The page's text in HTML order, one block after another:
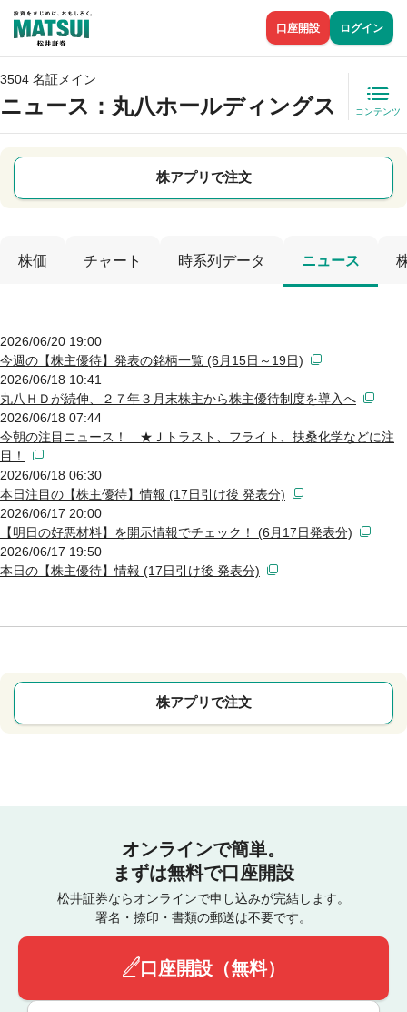
口座開設 ログイン
3504 名証メイン
ニュース ：丸八ホールディングス コンテンツ
株アプリで注文
株価 チャート 時系列データ ニュース
2026/06/20 19:00
今週の【株主優待】発表の銘柄一覧 (6月15日～19日)
2026/06/18 10:41
丸八ＨＤが続伸、２７年３月末株主から株主優待制度を導入へ
2026/06/18 07:44
今朝の注目ニュース！ ★Ｊトラスト、フライト、扶桑化学などに注
目！
2026/06/18 06:30
本日注目の【株主優待】情報 (17日引け後 発表分)
2026/06/17 20:00
【明日の好悪材料】を開示情報でチェック！ (6月17日発表分)
2026/06/17 19:50
本日の【株主優待】情報 (17日引け後 発表分)
株アプリで注文
オンラインで簡単。
まずは無料で口座開設
松井証券ならオンラインで申し込みが完結します。
署名・捺印・書類の郵送は不要です。
口座開設（無料）